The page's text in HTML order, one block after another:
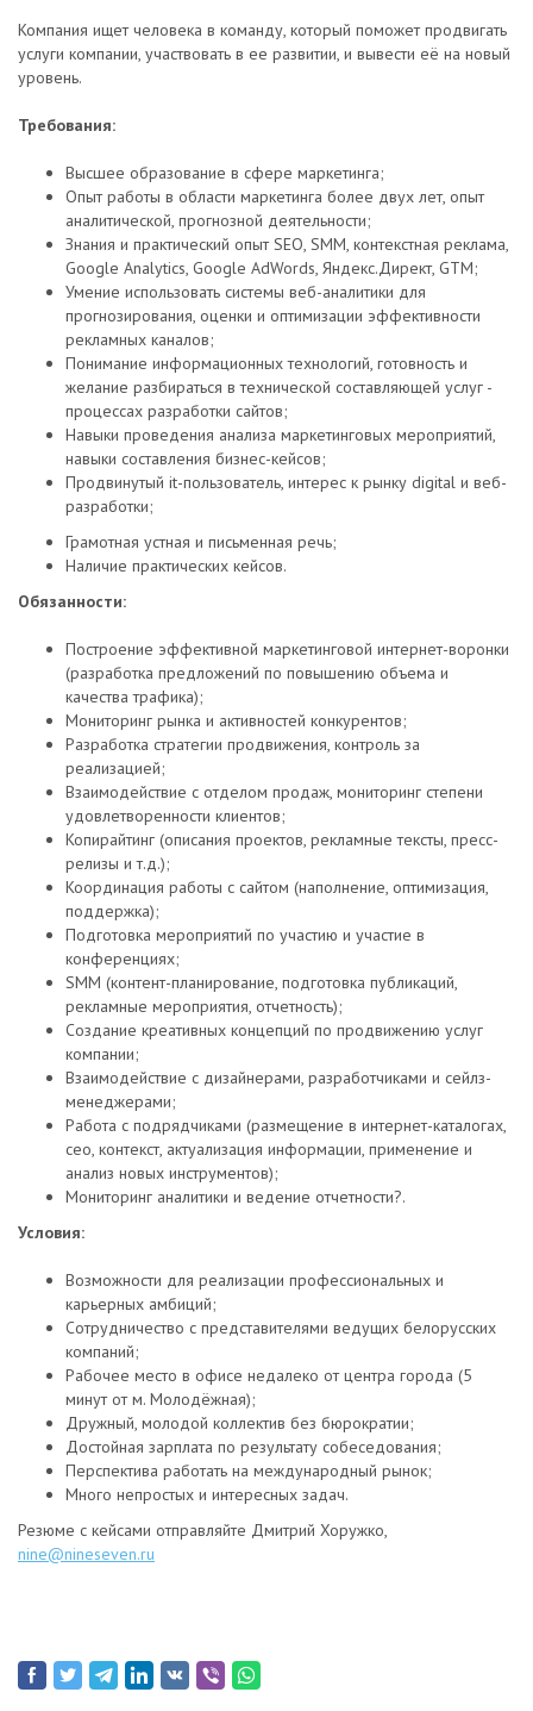
Компания ищет человека в команду, который поможет продвигать
услуги компании, участвовать в ее развитии, и вывести её на новый
уровень.
Требования:
Высшее образование в сфере маркетинга;
Опыт работы в области маркетинга более двух лет, опыт
аналитической, прогнозной деятельности;
Знания и практический опыт SEO, SMM, контекстная реклама,
Google Analytics, Google AdWords, Яндекс.Директ, GTM;
Умение использовать системы веб-аналитики для
прогнозирования, оценки и оптимизации эффективности
рекламных каналов;
Понимание информационных технологий, готовность и
желание разбираться в технической составляющей услуг -
процессах разработки сайтов;
Навыки проведения анализа маркетинговых мероприятий,
навыки составления бизнес-кейсов;
Продвинутый it-пользователь, интерес к рынку digital и веб-
разработки;
Грамотная устная и письменная речь;
Наличие практических кейсов.
Обязанности:
Построение эффективной маркетинговой интернет-воронки
(разработка предложений по повышению объема и
качества трафика);
Мониторинг рынка и активностей конкурентов;
Разработка стратегии продвижения, контроль за
реализацией;
Взаимодействие с отделом продаж, мониторинг степени
удовлетворенности клиентов;
Копирайтинг (описания проектов, рекламные тексты, пресс-
релизы и т.д.);
Координация работы с сайтом (наполнение, оптимизация,
поддержка);
Подготовка мероприятий по участию и участие в
конференциях;
SMM (контент-планирование, подготовка публикаций,
рекламные мероприятия, отчетность);
Создание креативных концепций по продвижению услуг
компании;
Взаимодействие с дизайнерами, разработчиками и сейлз-
менеджерами;
Работа с подрядчиками (размещение в интернет-каталогах,
сео, контекст, актуализация информации, применение и
анализ новых инструментов);
Мониторинг аналитики и ведение отчетности?.
Условия:
Возможности для реализации профессиональных и
карьерных амбиций;
Сотрудничество с представителями ведущих белорусских
компаний;
Рабочее место в офисе недалеко от центра города (5
минут от м. Молодёжная);
Дружный, молодой коллектив без бюрократии;
Достойная зарплата по результату собеседования;
Перспектива работать на международный рынок;
Много непростых и интересных задач.
Резюме с кейсами отправляйте Дмитрий Хоружко,
nine@nineseven.ru